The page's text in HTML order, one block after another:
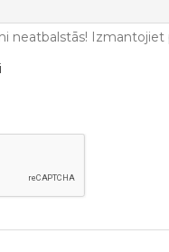
neatbalstās! Izmantojiet